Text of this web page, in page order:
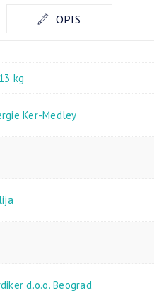
OPIS
kg
Ker-Medley
d.o.o. Beograd